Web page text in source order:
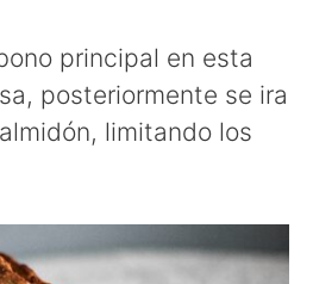
principal en esta
posteriormente se ira
limitando los